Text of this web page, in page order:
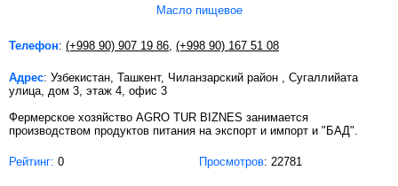
Масло пищевое
Телефон: (+998 90) 907 19 86 (+998 90) 167 51 08
Адрес: Узбекистан, Ташкент, Чиланзарский район , Сугаллийата
улица, дом 3, этаж 4, офис 3
Фермерское хозяйство AGRO TUR BIZNES занимается
производством продуктов питания на экспорт и импорт и "БАД".
Рейтинг: 0 Просмотров: 22781